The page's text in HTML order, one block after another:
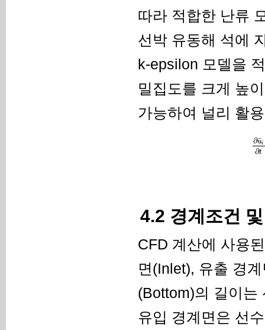
따라 적합한 난류
선박 유동해 석에
k-epsilon 모델을
밀집도를 크게 높
가능하여 널리 활
∂u
¯i
∂t
4.2 경계조건
CFD 계산에 사용
면(Inlet), 유출 경
(Bottom)의 길이는
유입 경계면은 선